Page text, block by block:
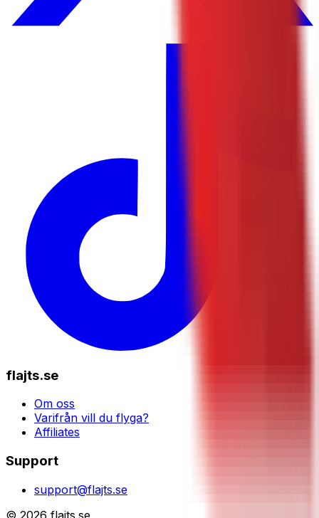
flajts.se
Om oss
Varifrån vill du flyga?
Affiliates
Support
support@flajts.se
© 2026 flajts.se